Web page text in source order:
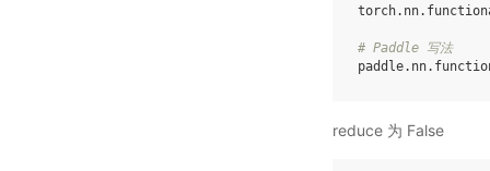
torch. nn.
# Paddle 写法
paddle. nn.
reduce 为 False